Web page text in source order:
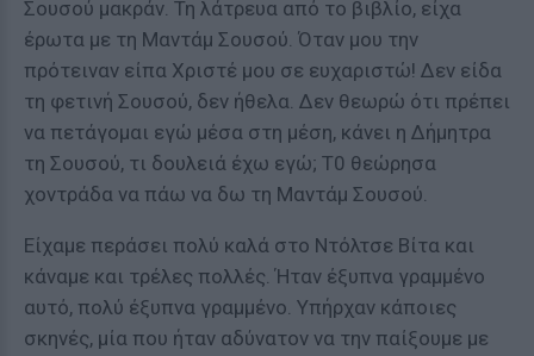
Σουσού μακράν. Τη λάτρευα από το βιβλίο, είχα
έρωτα με τη Μαντάμ Σουσού. Όταν μου την
πρότειναν είπα Χριστέ μου σε ευχαριστώ! Δεν είδα
τη φετινή Σουσού, δεν ήθελα. Δεν θεωρώ ότι πρέπει
να πετάγομαι εγώ μέσα στη μέση, κάνει η Δήμητρα
τη Σουσού, τι δουλειά έχω εγώ; Τ0 θεώρησα
χοντράδα να πάω να δω τη Μαντάμ Σουσού.
Είχαμε περάσει πολύ καλά στο Ντόλτσε Βίτα και
κάναμε και τρέλες πολλές. Ήταν έξυπνα γραμμένο
αυτό, πολύ έξυπνα γραμμένο. Υπήρχαν κάποιες
σκηνές, μία που ήταν αδύνατον να την παίξουμε με